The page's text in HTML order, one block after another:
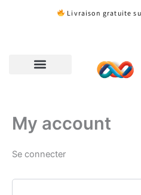
Livraison gratuite
My account
Se connecter